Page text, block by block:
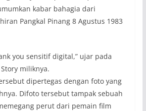
kabar bahagia dari
Pangkal Pinang 8 Agustus 1983
you sensitif digital,” ujar pada
miliknya.
dipertegas dengan foto yang
Difoto tersebut tampak sebuah
perut dari pemain film